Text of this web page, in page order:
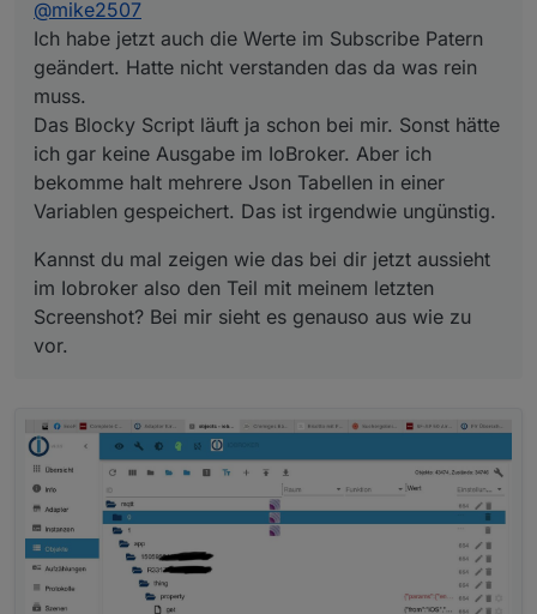
Auch ja und wichtig war noch folgende
bekomme halt mehrere Json Tabellen in einer
Variablen gespeichert. Das ist irgendwie ungünstig.
@mike2507
Ich habe jetzt auch die Werte im Subscribe Patern
geändert. Hatte nicht verstanden das da was rein
muss.
Das Blocky Script läuft ja schon bei mir. Sonst hätte
ich gar keine Ausgabe im IoBroker. Aber ich
bekomme halt mehrere Json Tabellen in einer
Variablen gespeichert. Das ist irgendwie ungünstig.
Kannst du mal zeigen wie das bei dir jetzt aussieht
im Iobroker also den Teil mit meinem letzten
Screenshot? Bei mir sieht es genauso aus wie zu
vor.